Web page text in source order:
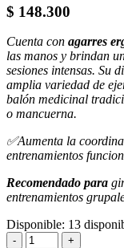
$ 148.300
Cuenta con agarres
las manos y brindan
sesiones intensas. Su
amplia variedad de
balón medicinal
o mancuerna.
✅Aumenta la
entrenamientos
Recomendado para
entrenamientos
Disponible: 13
-
+